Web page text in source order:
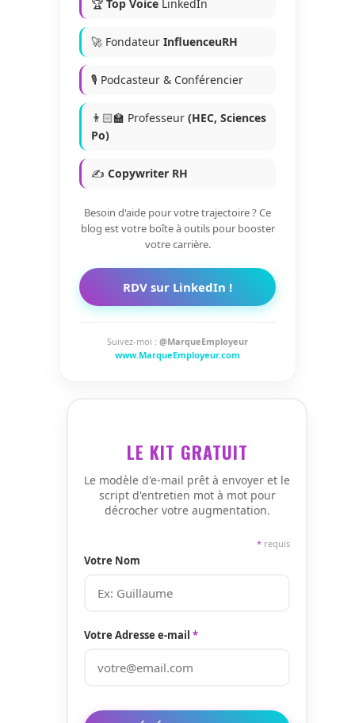
🏆 Top Voice LinkedIn
🚀 Fondateur InfluenceuRH
🎙️ Podcasteur & Conférencier
👨🏻‍🏫 Professeur (HEC, Sciences
Po)
✍️ Copywriter RH
Besoin d'aide pour votre trajectoire ? Ce
blog est votre boîte à outils pour booster
votre carrière.
RDV sur LinkedIn !
Suivez-moi : @MarqueEmployeur
www.MarqueEmployeur.com
LE KIT GRATUIT
Le modèle d'e-mail prêt à envoyer et le
script d'entretien mot à mot pour
décrocher votre augmentation.
* requis
Votre Nom
Votre Adresse e-mail *